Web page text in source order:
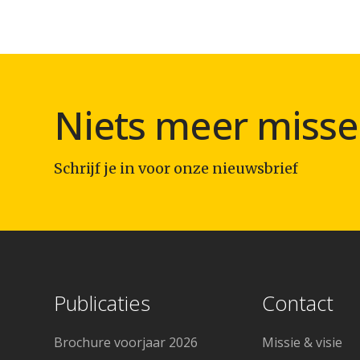
Niets meer
Schrijf je in voor onze nieuwsbrief
Publicaties
Brochure voorjaar 2026
Contact
Missie & visie